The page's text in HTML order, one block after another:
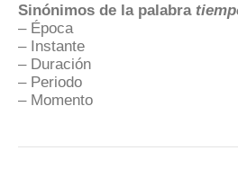
Sinónimos de la palabra
– Época
– Instante
– Duración
– Periodo
– Momento